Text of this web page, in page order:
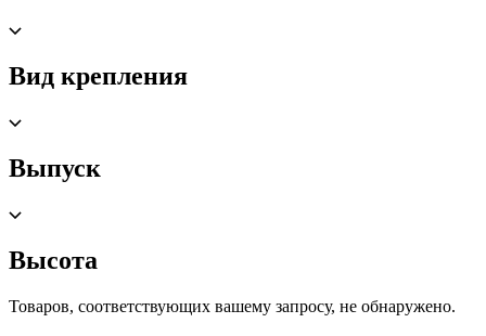
Вид крепления
Выпуск
Высота
Товаров, соответствующих вашему запросу, не обнаружено.